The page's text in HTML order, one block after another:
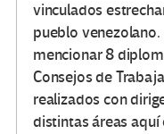
vinculados
pueblo
mencionar 8
Consejos de
realizados con
distintas áreas aquí